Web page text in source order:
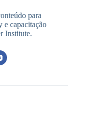
para
capacitação
Institute.